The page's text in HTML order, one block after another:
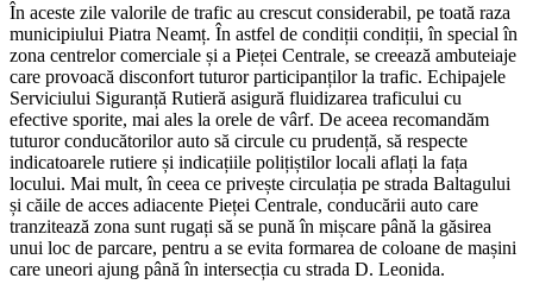
În aceste zile valorile de trafic au crescut considerabil, pe toată raza
municipiului Piatra Neamț. În astfel de condiții condiții, în special în
zona centrelor comerciale și a Pieței Centrale, se creează ambuteiaje
care provoacă disconfort tuturor participanților la trafic. Echipajele
Serviciului Siguranță Rutieră asigură fluidizarea traficului cu
efective sporite, mai ales la orele de vârf. De aceea recomandăm
tuturor conducătorilor auto să circule cu prudență, să respecte
indicatoarele rutiere și indicațiile polițiștilor locali aflați la fața
locului. Mai mult, în ceea ce privește circulația pe strada Baltagului
și căile de acces adiacente Pieței Centrale, conducării auto care
tranzitează zona sunt rugați să se pună în mișcare până la găsirea
unui loc de parcare, pentru a se evita formarea de coloane de mașini
care uneori ajung până în intersecția cu strada D. Leonida.